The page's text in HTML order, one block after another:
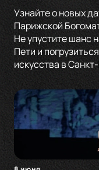
Узнайте о новых
Парижской
Не упустите шанс
Пети и
искусства в